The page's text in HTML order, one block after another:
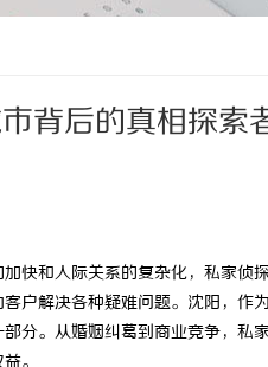
背后的真相探索
快和人际关系的复杂化，私家
户解决各种疑难问题。沈阳，
分。从婚姻纠葛到商业竞争，
。